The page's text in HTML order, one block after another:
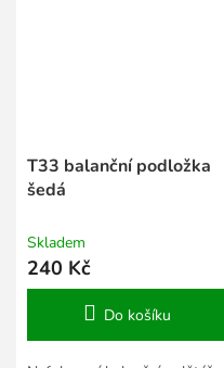
T33 balanční podložka
šedá
Skladem
240 Kč
Do košíku